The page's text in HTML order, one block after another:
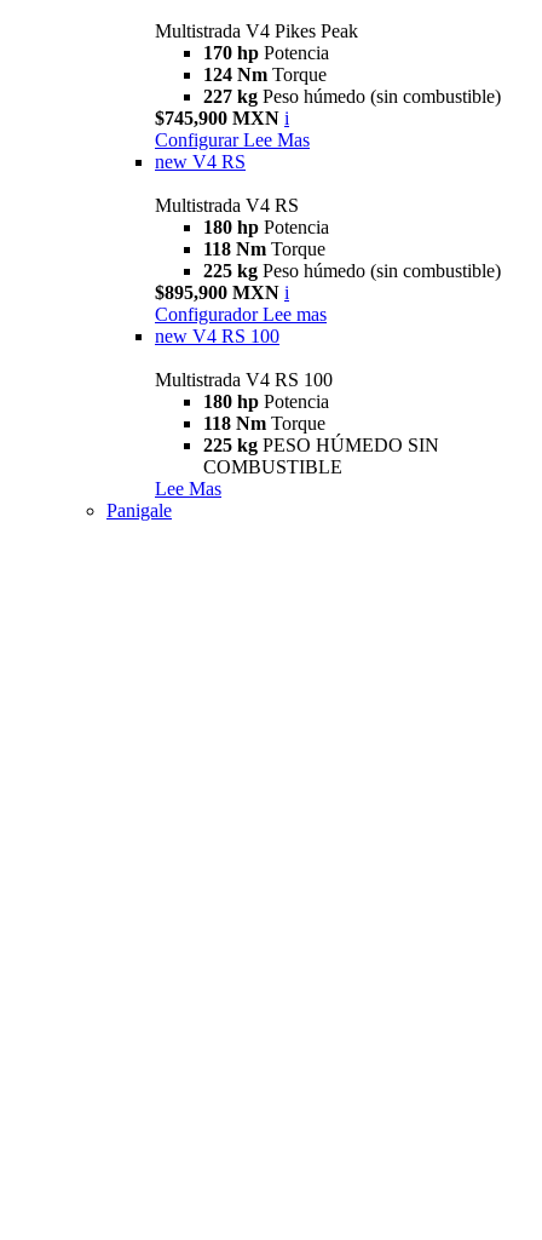
Multistrada V4 Pikes Peak
170 hp Potencia
124 Nm Torque
227 kg Peso húmedo (sin combustible)
$745,900 MXN i
Configurar Lee Mas
new V4 RS
Multistrada V4 RS
180 hp Potencia
118 Nm Torque
225 kg Peso húmedo (sin combustible)
$895,900 MXN i
Configurador Lee mas
new V4 RS 100
Multistrada V4 RS 100
180 hp Potencia
118 Nm Torque
225 kg PESO HÚMEDO SIN
COMBUSTIBLE
Lee Mas
Panigale